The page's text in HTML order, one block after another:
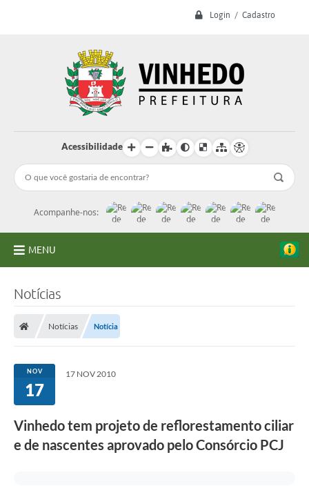
Login / Cadastro
Acessibilidade
Acompanhe-nos:
MENU
Licitações
Transparência
Concursos e Processos Seletivos
Inclusão e Acessibilidade
Notícias
Notícias Notícia
NOV
17
17 NOV 2010
Vinhedo tem projeto de reflorestamento ciliar
e de nascentes aprovado pelo Consórcio PCJ